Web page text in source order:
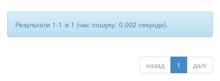
Результати 1-1 зі 1 (час пошуку: 0.002 секунди).
назад 1 далі